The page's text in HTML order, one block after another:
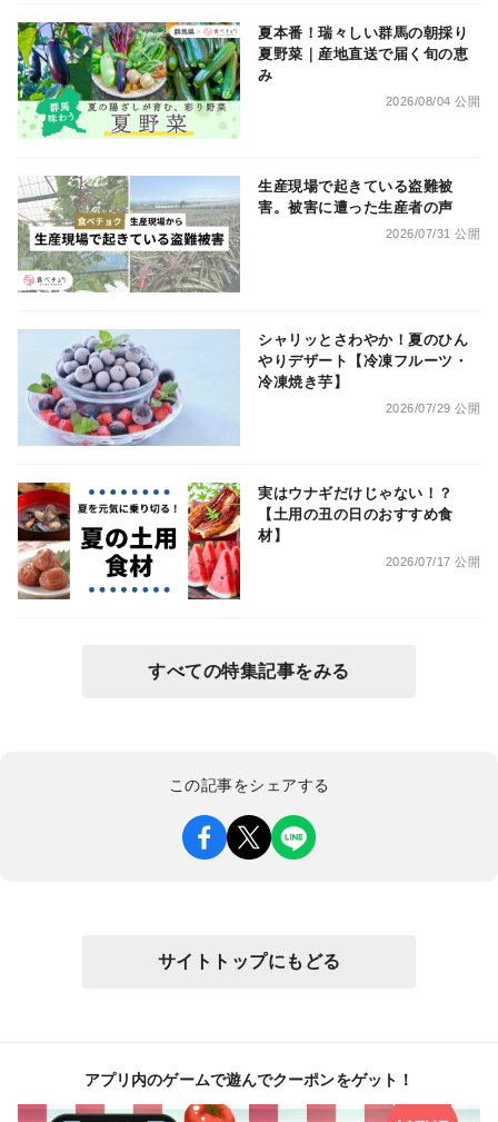
夏本番！瑞々しい群馬の朝採り
夏野菜｜産地直送で届く旬の恵
み
2026/08/04 公開
生産現場で起きている盗難被
害。被害に遭った生産者の声
2026/07/31 公開
シャリッとさわやか！夏のひん
やりデザート【冷凍フルーツ・
冷凍焼き芋】
2026/07/29 公開
実はウナギだけじゃない！？
【土用の丑の日のおすすめ食
材】
2026/07/17 公開
すべての特集記事をみる
この記事をシェアする
サイトトップにもどる
アプリ内のゲームで遊んでクーポンをゲット！